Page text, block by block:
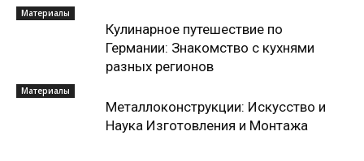
Материалы
Кулинарное путешествие по
Германии: Знакомство с кухнями
разных регионов
Материалы
Металлоконструкции: Искусство и
Наука Изготовления и Монтажа